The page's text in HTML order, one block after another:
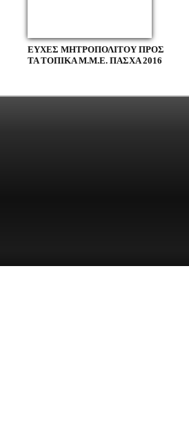
ΕΥΧΕΣ ΜΗΤΡΟΠΟΛΙΤΟΥ ΠΡΟΣ
ΤΑ ΤΟΠΙΚΑ Μ.Μ.Ε. ΠΑΣΧΑ 2016